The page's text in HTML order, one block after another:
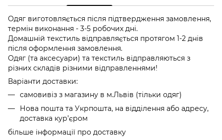
Одяг виготовляється після підтвердження замовлення,
термін виконання - 3-5 робочих дні.
Домашній текстиль відправляється протягом 1-2 днів
після оформлення замовлення.
Одяг (та аксесуари) та текстиль відправляються з
різних складів різними відправленнями!
Варіанти доставки:
самовивіз з магазину в м.Львів (тільки одяг)
Нова пошта та Укрпошта, на відділення або адресу,
доставка кур’єром
більше інформації про доставку